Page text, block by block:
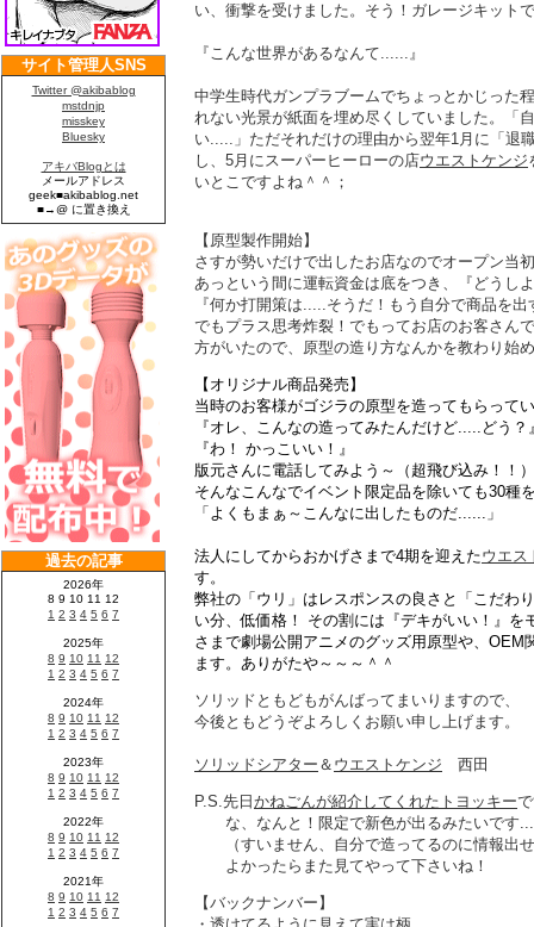
い、衝撃を受けました。そう！ガレージキット
『こんな世界があるなんて......』
中学生時代ガンプラブームでちょっとかじった
れない光景が紙面を埋め尽くしていました。「
い.....」ただそれだけの理由から翌年1月に「退
し、5月にスーパーヒーローの店ウエストケンジ
いとこですよね＾＾；
【原型製作開始】
さすが勢いだけで出したお店なのでオープン当
あっという間に運転資金は底をつき、『どうし
『何か打開策は.....そうだ！もう自分で商品を
でもプラス思考炸裂！でもってお店のお客さん
方がいたので、原型の造り方なんかを教わり始
【オリジナル商品発売】
当時のお客様がゴジラの原型を造ってもらって
『オレ、こんなの造ってみたんだけど.....どう？
『わ！ かっこいい！』
版元さんに電話してみよう～（超飛び込み！！）
そんなこんなでイベント限定品を除いても30種
「よくもまぁ～こんなに出したものだ......」
法人にしてからおかげさまで4期を迎えたウエス
す。
弊社の「ウリ」はレスポンスの良さと「こだわ
い分、低価格！ その割には『デキがいい！』
さまで劇場公開アニメのグッズ用原型や、
ます。ありがたや～～～＾＾
ソリッドともどもがんばってまいりますので、
今後ともどうぞよろしくお願い申し上げます。
ソリッドシアター ＆ ウエストケンジ 西田
P.S.先日 かねごんが紹介してくれたトヨッキー
な、なんと！限定で新色が出るみたいです
（すいません、自分で造ってるのに情報出
よかったらまた見てやって下さいね！
【バックナンバー】